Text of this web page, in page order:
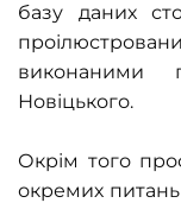
базу даних
виконаними
Новіцького.
Окрім того
окремих